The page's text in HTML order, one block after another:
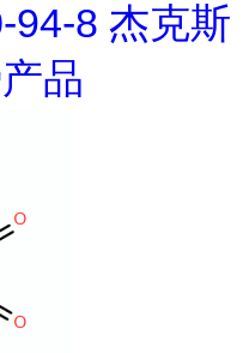
94-8 杰克斯
品